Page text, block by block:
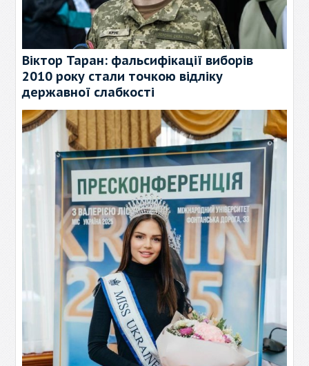
Віктор Таран: фальсифікації виборів
2010 року стали точкою відліку
державної слабкості